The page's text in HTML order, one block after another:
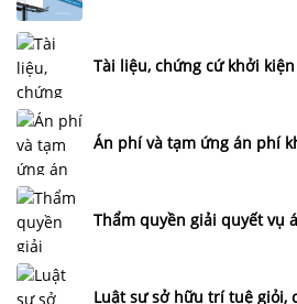
Tài liệu, chứng cứ khởi
Án phí và tạm ứng án phí
Thẩm quyền giải quyết vụ
Luật sư sở hữu trí tuệ giỏi,